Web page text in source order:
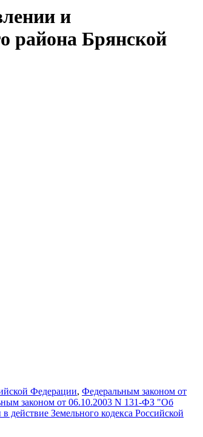
и
района Брянской
Федерации, Федеральным законом от
законом от 06.10.2003 N 131-ФЗ "Об
Земельного кодекса Российской